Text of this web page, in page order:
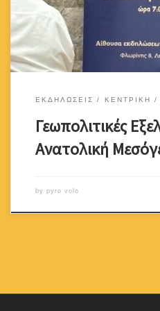
ιστορικών γεγονότων
εισβολής του
ΕΚΔΗΛΩΣΕΙΣ ΚΕΝΤΡΙΚΗ
Γεωπολιτικές
Ανατολική
by pyro volo